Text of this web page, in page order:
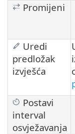
Promijeni
Uredi
predložak
izvješća
Postavi
interval
osvježavanja